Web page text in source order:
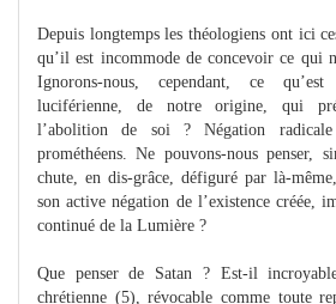
Depuis longtemps les théologiens ont ici
qu’il est incommode de concevoir ce qui
Ignorons-nous, cependant, ce
luciférienne, de notre origine, qui
l’abolition de soi ? Négation
prométhéens. Ne pouvons-nous penser,
chute, en dis-grâce, défiguré par là-
son active négation de l’existence créée,
continué de la Lumière ?
Que penser de Satan ? Est-il
chrétienne (5), révocable comme toute